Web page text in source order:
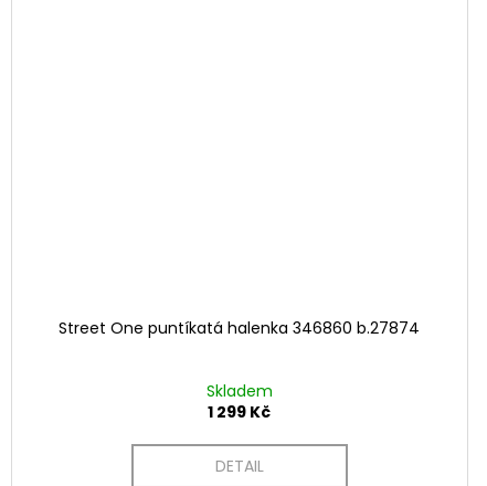
Street One puntíkatá halenka 346860 b.27874
Skladem
1 299 Kč
DETAIL